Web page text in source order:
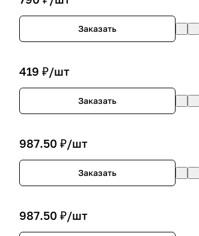
Заказать
419 ₽/шт
Заказать
987.50 ₽/шт
Заказать
987.50 ₽/шт